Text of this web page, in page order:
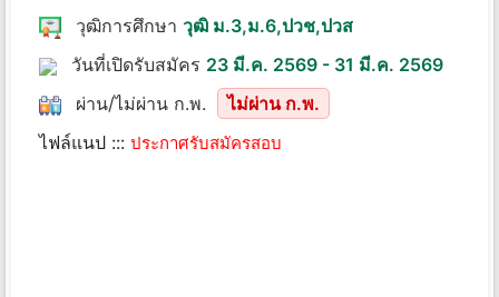
วุฒิการศึกษา วุฒิ ม.3,ม.6,ปวช,ปวส
วันที่เปิดรับสมัคร 23 มี.ค. 2569 - 31 มี.ค. 2569
ผ่าน/ไม่ผ่าน ก.พ.
ไม่ผ่าน ก.พ.
ไฟล์แนป ::: ประกาศรับสมัครสอบ